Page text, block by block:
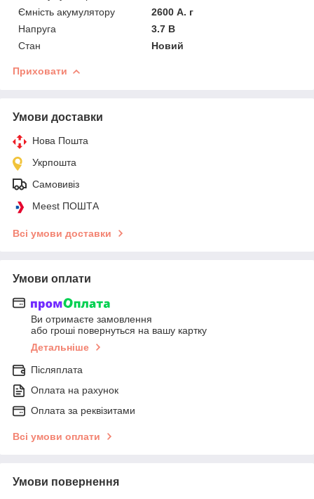
Ємність акумулятору
2600 А. г
Напруга
3.7 В
Стан
Новий
Приховати
Умови доставки
Нова Пошта
Укрпошта
Самовивіз
Meest ПОШТА
Всі умови доставки
Умови оплати
Ви отримаєте замовлення
або гроші повернуться на вашу картку
Детальніше
Післяплата
Оплата на рахунок
Оплата за реквізитами
Всі умови оплати
Умови повернення